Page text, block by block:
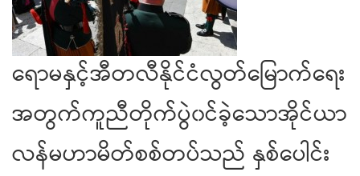
ရောမနှင့်အီတလီနိုင်ငံလွတ်မြောက်ရေး
အတွက်ကူညီတိုက်ပွဲ၀င်ခဲ့သောအိုင်ယာ
လန်မဟာမိတ်စစ်တပ်သည် နှစ်ပေါင်း